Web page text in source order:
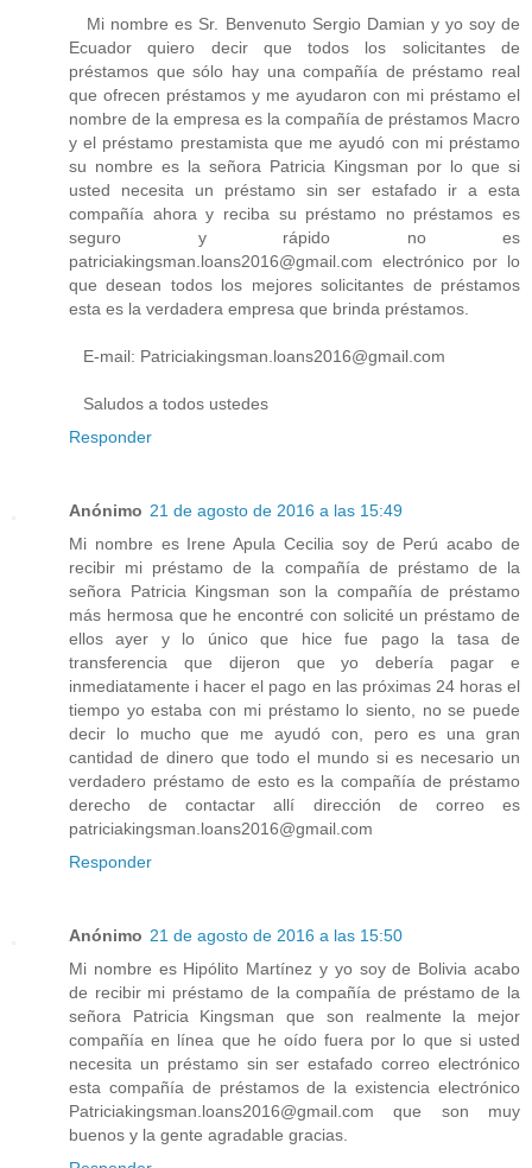
Mi nombre es Sr. Benvenuto Sergio Damian y yo soy de
Ecuador quiero decir que todos los solicitantes de
préstamos que sólo hay una compañía de préstamo real
que ofrecen préstamos y me ayudaron con mi préstamo el
nombre de la empresa es la compañía de préstamos Macro
y el préstamo prestamista que me ayudó con mi préstamo
su nombre es la señora Patricia Kingsman por lo que si
usted necesita un préstamo sin ser estafado ir a esta
compañía ahora y reciba su préstamo no préstamos es
seguro y rápido no es
patriciakingsman.loans2016@gmail.com electrónico por lo
que desean todos los mejores solicitantes de préstamos
esta es la verdadera empresa que brinda préstamos.
E-mail: Patriciakingsman.loans2016@gmail.com
Saludos a todos ustedes
Responder
Anónimo 21 de agosto de 2016 a las 15:49
Mi nombre es Irene Apula Cecilia soy de Perú acabo de
recibir mi préstamo de la compañía de préstamo de la
señora Patricia Kingsman son la compañía de préstamo
más hermosa que he encontré con solicité un préstamo de
ellos ayer y lo único que hice fue pago la tasa de
transferencia que dijeron que yo debería pagar e
inmediatamente i hacer el pago en las próximas 24 horas el
tiempo yo estaba con mi préstamo lo siento, no se puede
decir lo mucho que me ayudó con, pero es una gran
cantidad de dinero que todo el mundo si es necesario un
verdadero préstamo de esto es la compañía de préstamo
derecho de contactar allí dirección de correo es
patriciakingsman.loans2016@gmail.com
Responder
Anónimo 21 de agosto de 2016 a las 15:50
Mi nombre es Hipólito Martínez y yo soy de Bolivia acabo
de recibir mi préstamo de la compañía de préstamo de la
señora Patricia Kingsman que son realmente la mejor
compañía en línea que he oído fuera por lo que si usted
necesita un préstamo sin ser estafado correo electrónico
esta compañía de préstamos de la existencia electrónico
Patriciakingsman.loans2016@gmail.com que son muy
buenos y la gente agradable gracias.